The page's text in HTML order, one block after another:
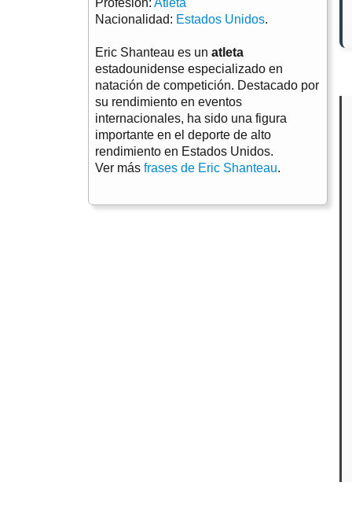
Profesión: Atleta
Nacionalidad: Estados Unidos.
Eric Shanteau es un atleta
estadounidense especializado en
natación de competición. Destacado por
su rendimiento en eventos
internacionales, ha sido una figura
importante en el deporte de alto
rendimiento en Estados Unidos.
Ver más frases de Eric Shanteau.